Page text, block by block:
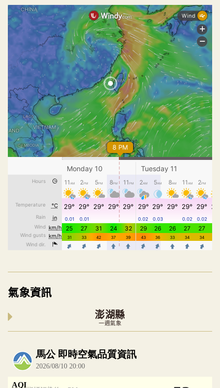
氣象資訊
澎湖縣
一週氣象
內嵌空氣品質小工具為視覺預覽，完整即時空